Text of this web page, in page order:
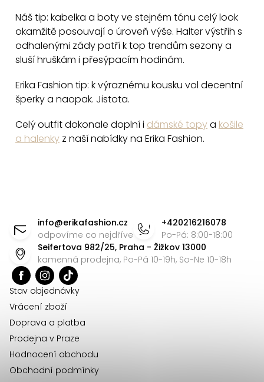
ý
p
i
s
u
Náš tip: kabelka a boty ve stejném tónu celý look
okamžitě posouvají o úroveň výše. Halter výstřih s
odhalenými zády patří k top trendům sezony a
sluší hruškám i přesýpacím hodinám.
Erika Fashion tip: k výraznému kousku vol decentní
šperky a naopak. Jistota.
Celý outfit dokonale doplní i dámské topya košile
a halenky z naší nabídky na Erika Fashion.
info@erikafashion.cz
odpovíme co nejdříve
+420216216078
Po-Pá: 8:00-18:00
Seifertova 982/25, Praha - Žižkov 13000
kamenná prodejna, Po-Pá 10-19h, So-Ne 10-18h
Stav objednávky
Vrácení zboží
Doprava a platba
Prodejna v Praze
Hodnocení obchodu
Obchodní podmínky